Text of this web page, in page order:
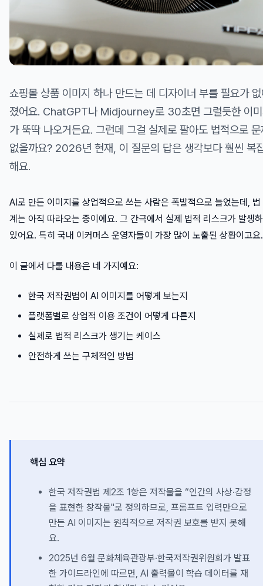
쇼핑몰 상품 이미지 하나 만드는 데 디자이너 부를 필요가
졌어요. ChatGPT나 Midjourney로 30초면 그럴듯한 이
가 뚝딱 나오거든요. 그런데 그걸 실제로 팔아도 법적으로 문
없을까요? 2026년 현재, 이 질문의 답은 생각보다 훨씬 복
해요.
AI로 만든 이미지를 상업적으로 쓰는 사람은 폭발적으로 늘었는데, 법
계는 아직 따라오는 중이에요. 그 간극에서 실제 법적 리스크가 발생
있어요. 특히 국내 이커머스 운영자들이 가장 많이 노출된 상황이고요.
이 글에서 다룰 내용은 네 가지예요:
한국 저작권법이 AI 이미지를 어떻게 보는지
플랫폼별로 상업적 이용 조건이 어떻게 다른지
실제로 법적 리스크가 생기는 케이스
안전하게 쓰는 구체적인 방법
핵심 요약
한국 저작권법 제2조 1항은 저작물을 “인간의 사상·감정
을 표현한 창작물"로 정의하므로, 프롬프트 입력만으로
만든 AI 이미지는 원칙적으로 저작권 보호를 받지 못해
요.
2025년 6월 문화체육관광부·한국저작권위원회가 발표
한 가이드라인에 따르면, AI 출력물이 학습 데이터를 재